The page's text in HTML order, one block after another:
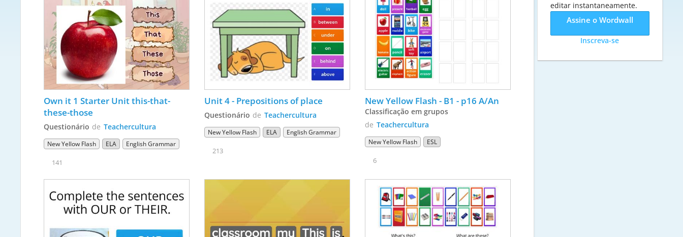
Own it 1 Starter Unit this-that-
these-those
Questionário de Teachercultura
New Yellow Flash ELA English Grammar
141
Questionário de Teachercultura
New Yellow Flash ELA English Grammar
213
New Yellow Flash - B1 - p16 A/An
Classificação em grupos
de Teachercultura
New Yellow Flash ESL
6
editar instantaneamente.
Assine o Wordwall
Inscreva-se